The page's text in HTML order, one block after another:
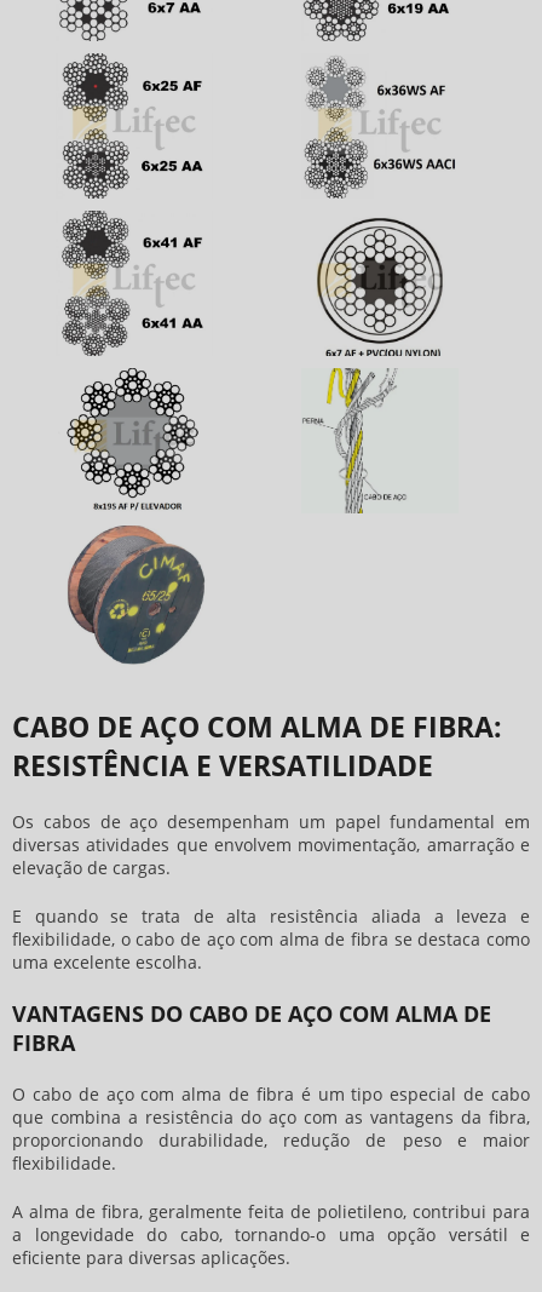
CABO DE AÇO COM ALMA DE FIBRA:
RESISTÊNCIA E VERSATILIDADE
Os cabos de aço desempenham um papel fundamental em
diversas atividades que envolvem movimentação, amarração e
elevação de cargas.
E quando se trata de alta resistência aliada a leveza e
flexibilidade, ocabo de aço com alma de fibra se destaca como
uma excelente escolha.
VANTAGENS DO CABO DE AÇO COM ALMA DE
FIBRA
O cabo de aço com alma de fibra é um tipo especial de cabo
que combina a resistência do aço com as vantagens da fibra,
proporcionando durabilidade, redução de peso e maior
flexibilidade.
A alma de fibra, geralmente feita de polietileno, contribui para
a longevidade do cabo, tornando-o uma opção versátil e
eficiente para diversas aplicações.